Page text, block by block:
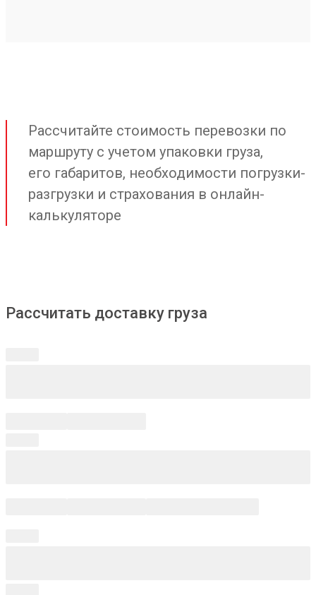
Рассчитайте стоимость перевозки по
маршруту с учетом упаковки груза,
его габаритов, необходимости погрузки-
разгрузки и страхования в онлайн-
калькуляторе
Рассчитать доставку груза